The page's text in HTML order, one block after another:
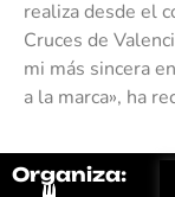
realiza desde el
Cruces de
mi más sincera
a la marca», ha
Organiza: